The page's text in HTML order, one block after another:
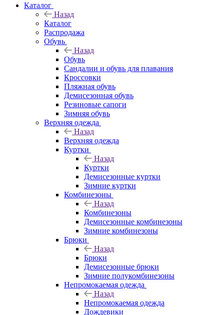
Каталог
Назад
Каталог
Распродажа
Обувь
Назад
Обувь
Сандалии и обувь для плавания
Кроссовки
Пляжная обувь
Демисезонная обувь
Резиновые сапоги
Зимняя обувь
Верхняя одежда
Назад
Верхняя одежда
Куртки
Назад
Куртки
Демисезонные куртки
Зимние куртки
Комбинезоны
Назад
Комбинезоны
Демисезонные комбинезоны
Зимние комбинезоны
Брюки
Назад
Брюки
Демисезонные брюки
Зимние полукомбинезоны
Непромокаемая одежда
Назад
Непромокаемая одежда
Дождевики